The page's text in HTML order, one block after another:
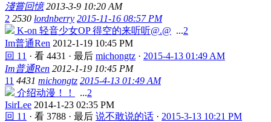
淺嘗回憶 2013-3-9 10:20 AM
2 2530 lordnberry 2015-11-16 08:57 PM
K-on 轻音少女OP 得空的来听听@.@ ...2
Im普通Ren 2012-1-19 10:45 PM
回 11 · 看 4431 · 最后 michongtz · 2015-4-13 01:49 AM
Im普通Ren 2012-1-19 10:45 PM
11 4431 michongtz 2015-4-13 01:49 AM
介绍动漫！！
...2
IsirLee 2014-1-23 02:35 PM
回 11 · 看 3788 · 最后 说不敢说的话 · 2015-3-13 10:21 PM